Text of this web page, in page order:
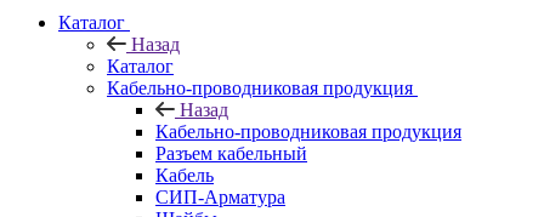
Каталог
Назад
Каталог
Кабельно-проводниковая продукция
Назад
Кабельно-проводниковая продукция
Разъем кабельный
Кабель
СИП-Арматура